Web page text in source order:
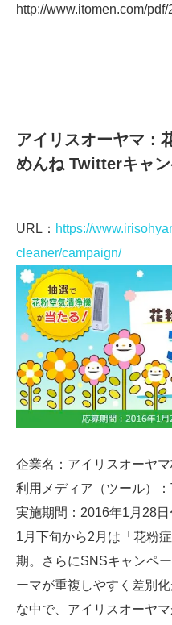
http://www.itomen.com/
アイリスオーヤマ：
めんね Twitterキャ
URL： https://
cleaner/campaign/
企業名：アイリスオーヤ
利用メディア（ツール）
実施期間：2016年1月28日
1月下旬から2月は「花粉
期。さらにSNSキャンペ
ーマが重複しやすく差別
な中で、アイリスオーヤ